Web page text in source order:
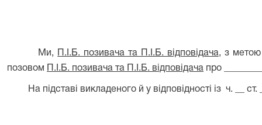
Ми, П.І.Б. позивача та П.І.Б. відповідача, з метою
позовом
П.І.Б. позивача та П.І.Б. відповідача про
На підставі викладеного й у відповідності із ч. __